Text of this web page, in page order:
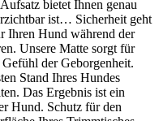
bietet Ihnen genau
ist… Sicherheit geht
Ihren Hund während der
Unsere Matte sorgt für
der Geborgenheit.
Stand Ihres Hundes
Das Ergebnis ist ein
Hund. Schutz für den